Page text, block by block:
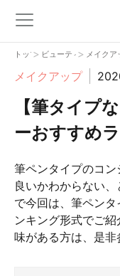
トップ
> ビューティー
> メイクア
メイクアップ
【筆タイプ
ーおすすめ
筆ペンタイプのコ
良いかわからない
で今回は、筆ペン
ンキング形式でご
味がある方は、是非